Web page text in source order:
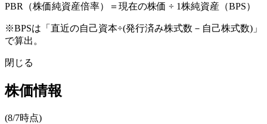
PBR（株価純資産倍率）＝現在の株価 ÷ 1株純資産（BPS）
※BPSは「直近の自己資本÷(発行済み株式数－自己株式数)」
で算出。
閉じる
株価情報
(8/7時点)